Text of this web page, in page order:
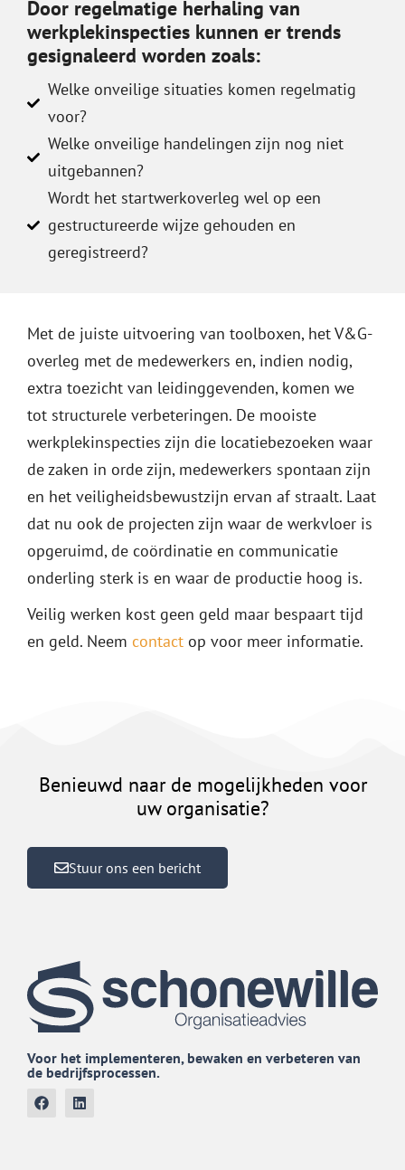
Door regelmatige herhaling van
werkplekinspecties kunnen er trends
gesignaleerd worden zoals:
Welke onveilige situaties komen regelmatig
voor?
Welke onveilige handelingen zijn nog niet
uitgebannen?
Wordt het startwerkoverleg wel op een
gestructureerde wijze gehouden en
geregistreerd?
Met de juiste uitvoering van toolboxen, het V&G-
overleg met de medewerkers en, indien nodig,
extra toezicht van leidinggevenden, komen we
tot structurele verbeteringen. De mooiste
werkplekinspecties zijn die locatiebezoeken waar
de zaken in orde zijn, medewerkers spontaan zijn
en het veiligheidsbewustzijn ervan af straalt. Laat
dat nu ook de projecten zijn waar de werkvloer is
opgeruimd, de coördinatie en communicatie
onderling sterk is en waar de productie hoog is.
Veilig werken kost geen geld maar bespaart tijd
en geld. Neem contact op voor meer informatie.
Benieuwd naar de mogelijkheden voor
uw organisatie?
Stuur ons een bericht
Voor het implementeren, bewaken en verbeteren van
de bedrijfsprocessen.